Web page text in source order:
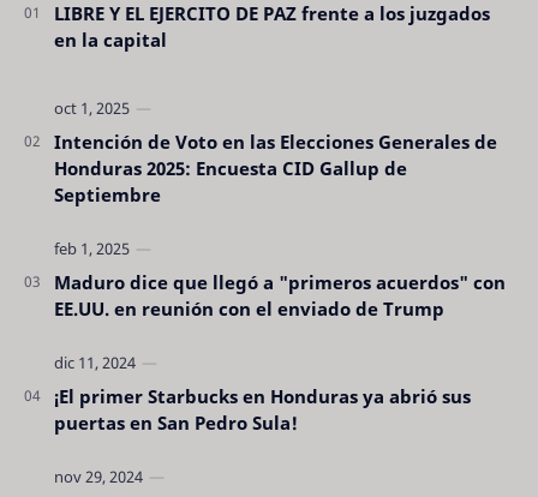
LIBRE Y EL EJERCITO DE PAZ frente a los juzgados
en la capital
Intención de Voto en las Elecciones Generales de
Honduras 2025: Encuesta CID Gallup de
Septiembre
Maduro dice que llegó a "primeros acuerdos" con
EE.UU. en reunión con el enviado de Trump
¡El primer Starbucks en Honduras ya abrió sus
puertas en San Pedro Sula!